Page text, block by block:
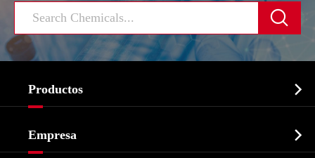

Productos 
Empresa 